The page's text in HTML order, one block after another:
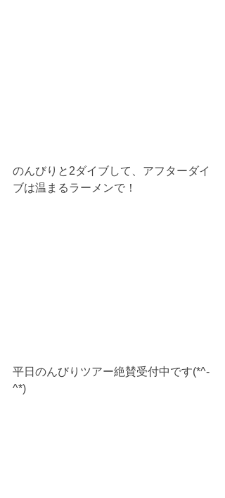
のんびりと2ダイブして、アフターダイ
ブは温まるラーメンで！
平日のんびりツアー絶賛受付中です(*^-
^*)